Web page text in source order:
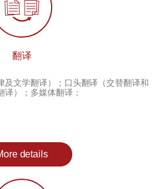
翻译
及文学翻译）；口头翻译（交替翻译和
译）；多媒体翻译；
details